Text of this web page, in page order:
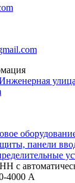
панели
с
4000 А